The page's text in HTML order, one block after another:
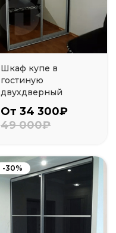
Шкаф купе в
гостиную
двухдверный
От 34 300₽
49 000₽
-30%